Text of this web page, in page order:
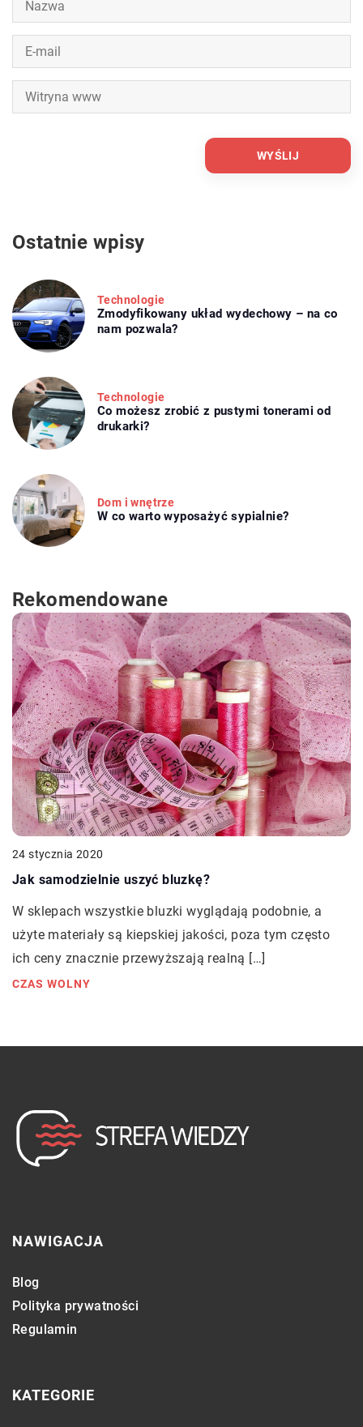
Ostatnie wpisy
Technologie
Zmodyfikowany układ wydechowy – na co
nam pozwala?
Technologie
Co możesz zrobić z pustymi tonerami od
drukarki?
Dom i wnętrze
W co warto wyposażyć sypialnie?
Rekomendowane
24 stycznia 2020
Jak samodzielnie uszyć bluzkę?
W sklepach wszystkie bluzki wyglądają podobnie, a
użyte materiały są kiepskiej jakości, poza tym często
ich ceny znacznie przewyższają realną […]
CZAS WOLNY
NAWIGACJA
Blog
Polityka prywatności
Regulamin
KATEGORIE